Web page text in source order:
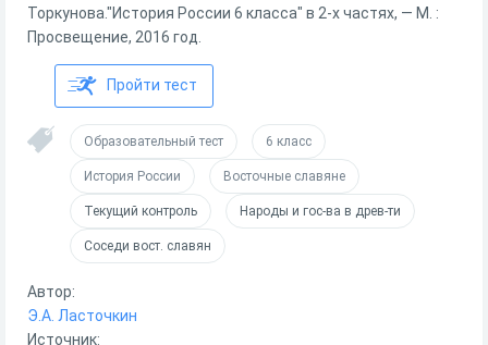
Торкунова."История России 6 класса" в 2-х частях, — М. :
Просвещение, 2016 год.
Пройти тест
Образовательный тест 6 класс
История России Восточные славяне
Текущий контроль Народы и гос-ва в древ-ти
Соседи вост. славян
Автор:
Э.А. Ласточкин
Источник: